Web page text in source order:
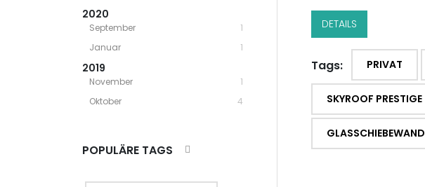
2020
September
1
Januar
1
2019
November
1
Oktober
4
POPULÄRE TAGS
DETAILS
Tags: PRIVAT
SKYROOF PRESTIGE
GLASSCHIEBEWAND